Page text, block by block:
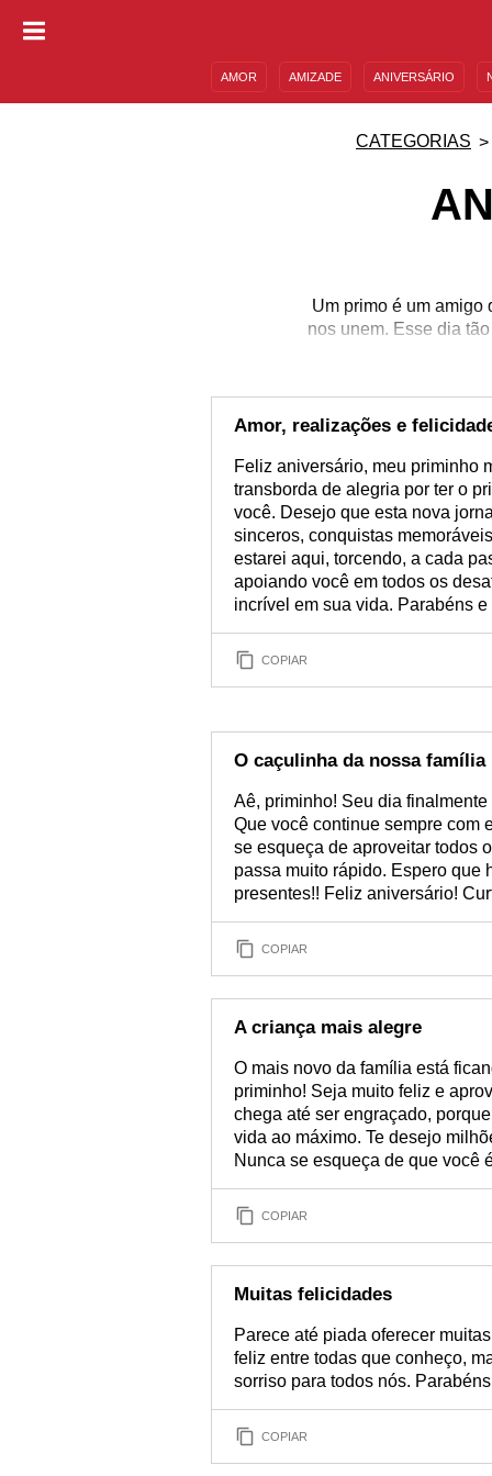
AMOR AMIZADE ANIVERSÁRIO
CATEGORIAS
Um primo é um amigo
nos unem. Esse dia
Amor, realizações e
Feliz aniversário, meu priminho
transborda de alegria por ter o
você. Desejo que esta nova
sinceros, conquistas
estarei aqui, torcendo, a cada
apoiando você em todos os
incrível em sua vida. Parabéns
COPIAR
O caçulinha da nossa família
Aê, priminho! Seu dia
Que você continue sempre com
se esqueça de aproveitar todos
passa muito rápido. Espero que
presentes!! Feliz aniversário!
COPIAR
A criança mais alegre
O mais novo da família está
priminho! Seja muito feliz e
chega até ser engraçado,
vida ao máximo. Te desejo
Nunca se esqueça de que você
COPIAR
Muitas felicidades
Parece até piada oferecer
feliz entre todas que conheço,
sorriso para todos nós.
COPIAR